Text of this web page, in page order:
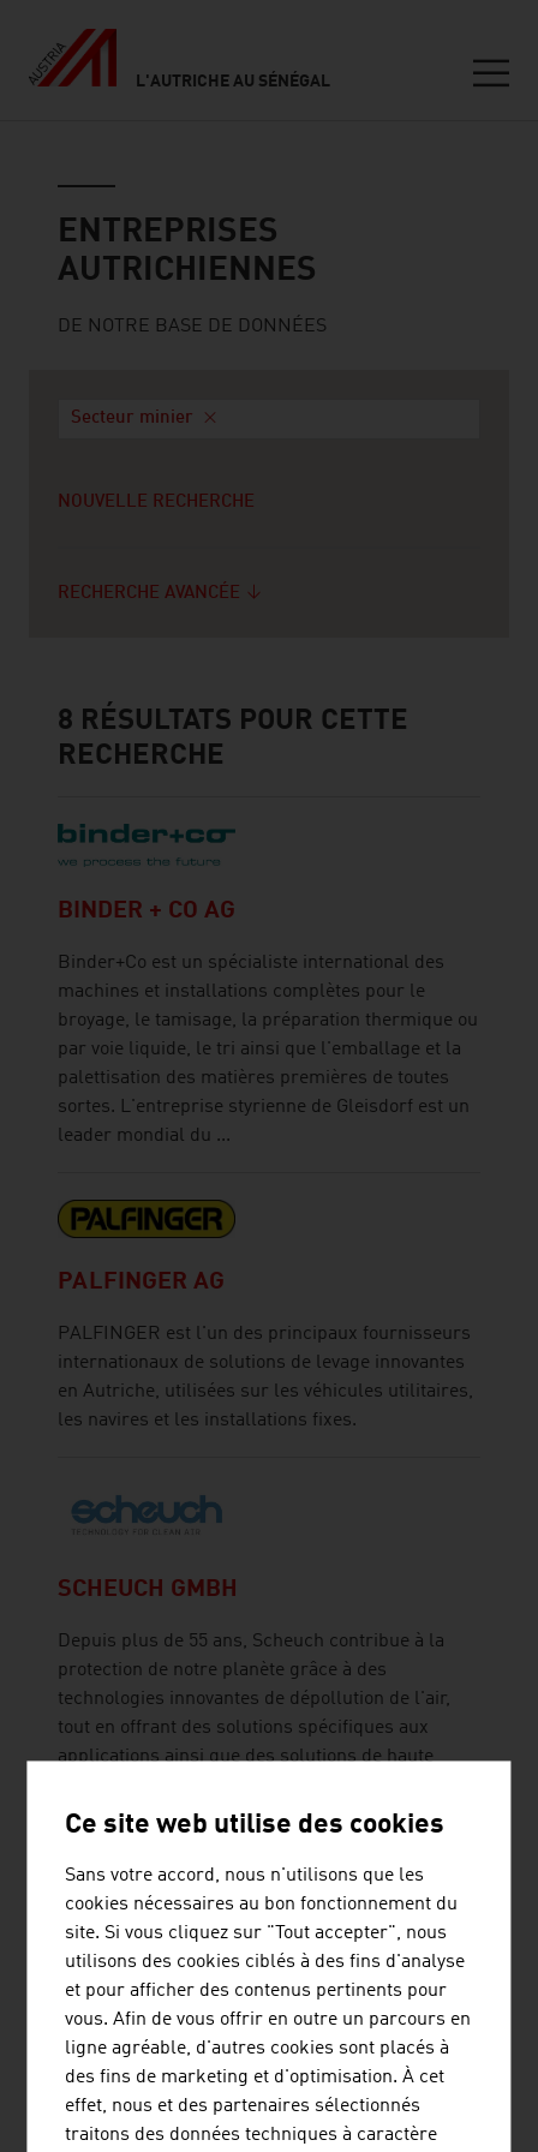
L'AUTRICHE AU SÉNÉGAL
ENTREPRISES
AUTRICHIENNES
DE NOTRE BASE DE DONNÉES
Secteur minier
NOUVELLE RECHERCHE
RECHERCHE AVANCÉE
8 RÉSULTATS POUR CETTE
RECHERCHE
BINDER + CO AG
Binder+Co est un spécialiste international des
machines et installations complètes pour le
broyage, le tamisage, la préparation thermique ou
par voie liquide, le tri ainsi que l'emballage et la
palettisation des matières premières de toutes
sortes. L'entreprise styrienne de Gleisdorf est un
leader mondial du ...
PALFINGER AG
PALFINGER est l'un des principaux fournisseurs
internationaux de solutions de levage innovantes
en Autriche, utilisées sur les véhicules utilitaires,
les navires et les installations fixes.
SCHEUCH GMBH
Depuis plus de 55 ans, Scheuch contribue à la
protection de notre planète grâce à des
technologies innovantes de dépollution de l'air,
tout en offrant des solutions spécifiques aux
applications ainsi que des solutions de haute
et de l'environnement.
TRUMER SCHUTZBAUTEN GES.M.B.H.
TRUMER Schutzbauten est une entreprise active
dans le monde entier dans le domaine de la
protection contre les dangers naturels. Son siège
Ce site web utilise des cookies
Sans votre accord, nous n'utilisons que les
cookies nécessaires au bon fonctionnement du
site. Si vous cliquez sur "Tout accepter", nous
utilisons des cookies ciblés à des fins d'analyse
et pour afficher des contenus pertinents pour
vous. Afin de vous offrir en outre un parcours en
ligne agréable, d'autres cookies sont placés à
des fins de marketing et d'optimisation. À cet
effet, nous et des partenaires sélectionnés
traitons des données techniques à caractère